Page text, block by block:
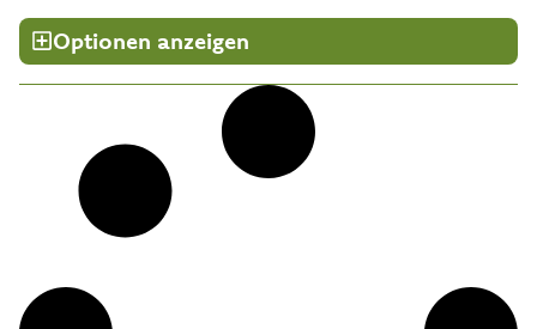
Optionen anzeigen